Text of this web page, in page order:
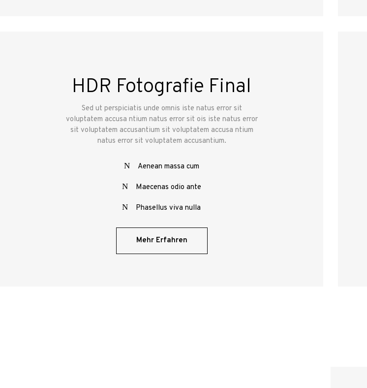
HDR Fotografie Final
Sed ut perspiciatis unde omnis iste natus error sit
voluptatem accusa ntium natus error sit ois iste natus error
sit voluptatem accusantium sit voluptatem accusa ntium
natus error sit voluptatem accusantium.
Aenean massa cum
Maecenas odio ante
Phasellus viva nulla
Mehr Erfahren